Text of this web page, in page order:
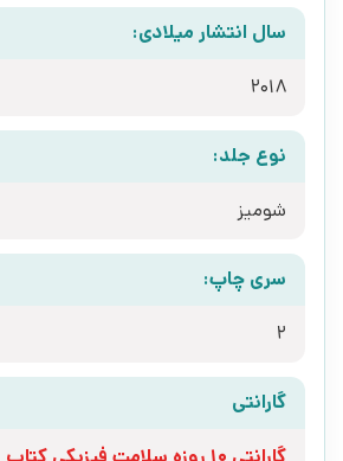
سال انتشار میلادی:
2018
نوع جلد:
شومیز
سری چاپ:
2
گارانتی